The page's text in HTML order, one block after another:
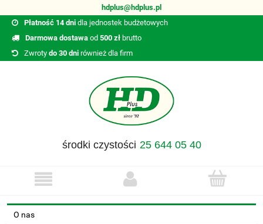
hdplus@hdplus.pl
Płatność 14 dni dla jednostek budżetowych
Darmowa dostawa od 500 zł brutto
Zwroty do 30 dni również dla firm
środki czystości 25 644 05 40
O nas